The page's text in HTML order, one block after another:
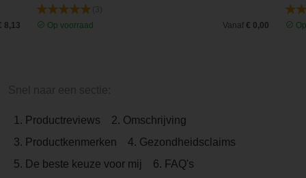
8,13
Op voorraad
Vanaf € 0,00
1. Productreviews
2. Omschrijving
3. Productkenmerken
4. Gezondheidsclaims
5. De beste keuze voor mij
6. FAQ's